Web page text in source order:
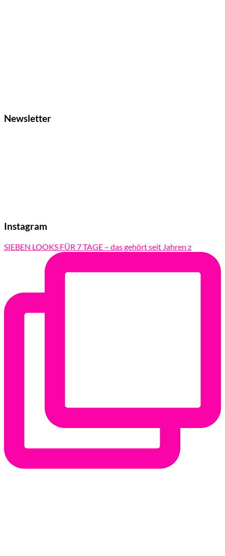
Newsletter
Instagram
SIEBEN LOOKS FÜR 7 TAGE – das gehört seit Jahren z